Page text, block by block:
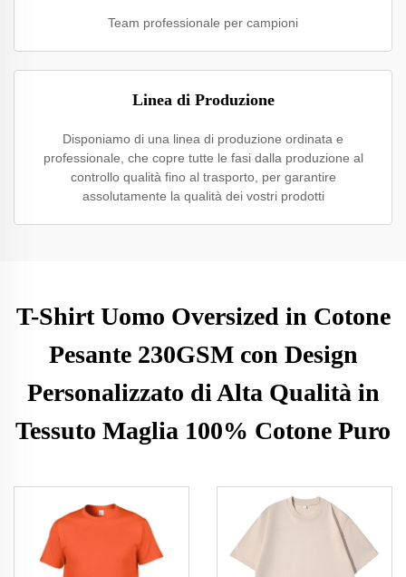
Team professionale per campioni
Linea di Produzione
Disponiamo di una linea di produzione ordinata e
professionale, che copre tutte le fasi dalla produzione al
controllo qualità fino al trasporto, per garantire
assolutamente la qualità dei vostri prodotti
T-Shirt Uomo Oversized in Cotone
Pesante 230GSM con Design
Personalizzato di Alta Qualità in
Tessuto Maglia 100% Cotone Puro